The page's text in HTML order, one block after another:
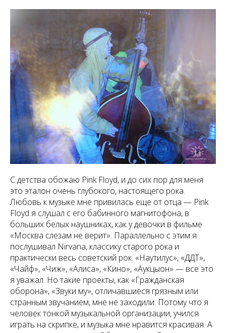
С детства обожаю Pink Floyd, и до сих пор для меня
это эталон очень глубокого, настоящего рока.
Любовь к музыке мне привилась еще от отца — Pink
Floyd я слушал с его бабинного магнитофона, в
больших белых наушниках, как у девочки в фильме
«Москва слезам не верит». Параллельно с этим я
послушивал Nirvana, классику старого рока и
практически весь советский рок. «Наутилус», «ДДТ»,
«Чайф», «Чиж», «Алиса», «Кино», «Аукцыон» — все это
я уважал. Но такие проекты, как «Гражданская
оборона», «Звуки му», отличавшиеся грязным или
странным звучанием, мне не заходили. Потому что я
человек тонкой музыкальной организации, учился
играть на скрипке, и музыка мне нравится красивая. А